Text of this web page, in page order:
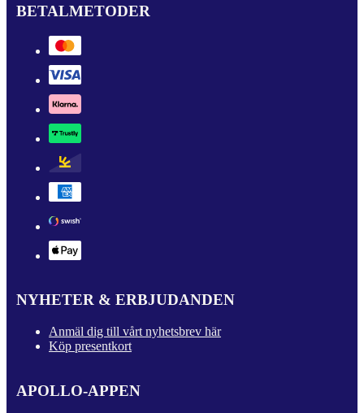
BETALMETODER
NYHETER & ERBJUDANDEN
Anmäl dig till vårt nyhetsbrev här
Köp presentkort
APOLLO-APPEN